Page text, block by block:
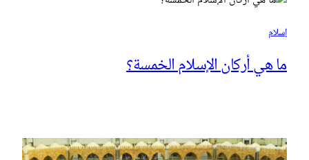
إسلام
ما هي أركان الإسلام الخمسة؟